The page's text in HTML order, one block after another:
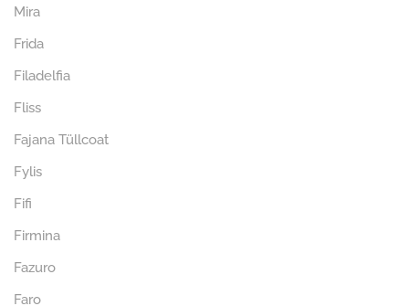
Mira
Frida
Filadelfia
Fliss
Fajana Tüllcoat
Fylis
Fifi
Firmina
Fazuro
Faro